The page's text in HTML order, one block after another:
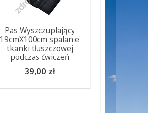
Pas Wyszczuplający
19cmX100cm spalanie
tkanki tłuszczowej
podczas ćwiczeń
39,00 zł